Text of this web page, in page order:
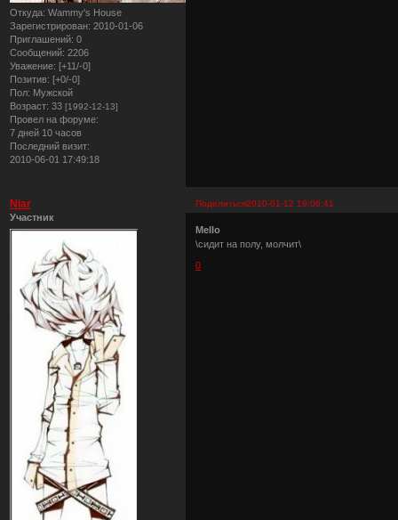
Откуда: Wammy's House
Зарегистрирован: 2010-01-06
Приглашений: 0
Сообщений: 2206
Уважение: [+11/-0]
Позитив: [+0/-0]
Пол: Мужской
Возраст: 33 [1992-12-13]
Провел на форуме:
7 дней 10 часов
Последний визит:
2010-06-01 17:49:18
Поделиться2010-01-12 19:06:41
Niar
Участник
Mello
\сидит на полу, молчит\
0